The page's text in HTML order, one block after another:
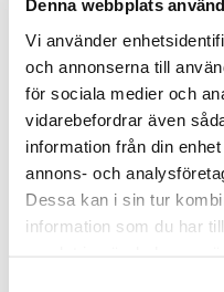
Denna webbplats
Vi använder
och annonserna till
för sociala medier och
vidarebefordrar även
information från din
annons- och
Dessa kan i sin tur
information som du har
30.06.2026
Casa